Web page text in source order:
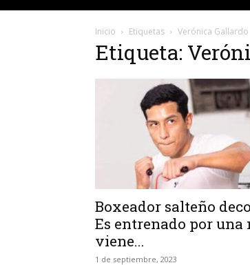
Inicio Etiquetas Verónica Gallardo
Etiqueta:
Boxeador salteño
Es entrenado por una
viene...
1 de septiembre, 2023